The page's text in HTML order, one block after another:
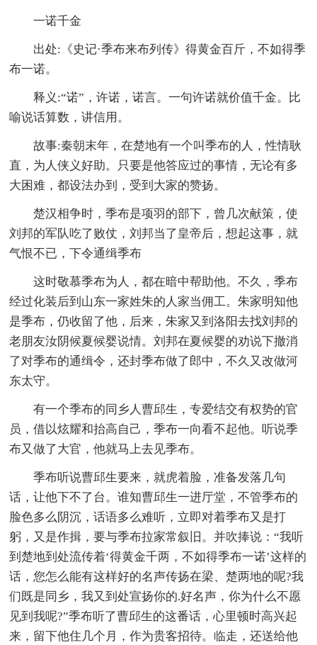
一诺千金
出处:《史记·季布来布列传》得黄金百斤，不如得季
布一诺。
释义:“诺”，许诺，诺言。一句许诺就价值千金。比
喻说话算数，讲信用。
故事:秦朝末年，在楚地有一个叫季布的人，性情耿
直，为人侠义好助。只要是他答应过的事情，无论有多
大困难，都设法办到，受到大家的赞扬。
楚汉相争时，季布是项羽的部下，曾几次献策，使
刘邦的军队吃了败仗，刘邦当了皇帝后，想起这事，就
气恨不已，下令通缉季布
这时敬慕季布为人，都在暗中帮助他。不久，季布
经过化装后到山东一家姓朱的人家当佣工。朱家明知他
是季布，仍收留了他，后来，朱家又到洛阳去找刘邦的
老朋友汝阴候夏候婴说情。刘邦在夏候婴的劝说下撤消
了对季布的通缉令，还封季布做了郎中，不久又改做河
东太守。
有一个季布的同乡人曹邱生，专爱结交有权势的官
员，借以炫耀和抬高自己，季布一向看不起他。听说季
布又做了大官，他就马上去见季布。
季布听说曹邱生要来，就虎着脸，准备发落几句
话，让他下不了台。谁知曹邱生一进厅堂，不管季布的
脸色多么阴沉，话语多么难听，立即对着季布又是打
躬，又是作揖，要与季布拉家常叙旧。并吹捧说：“我听
到楚地到处流传着‘得黄金千两，不如得季布一诺’这样的
话，您怎么能有这样好的名声传扬在梁、楚两地的呢?我
们既是同乡，我又到处宣扬你的.好名声，你为什么不愿
见到我呢?”季布听了曹邱生的这番话，心里顿时高兴起
来，留下他住几个月，作为贵客招待。临走，还送给他